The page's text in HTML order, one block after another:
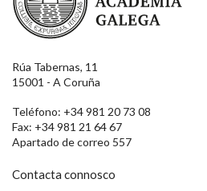
Rúa Tabernas, 11
15001 - A Coruña
Teléfono: +34 981 20 73 08
Fax: +34 981 21 64 67
Apartado de correo 557
Contacta connosco